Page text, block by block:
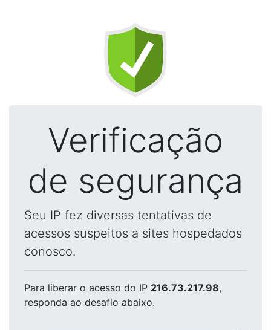
Verificação
de segurança
Seu IP fez diversas tentativas de
acessos suspeitos a sites hospedados
conosco.
Para liberar o acesso do IP 216.73.217.98,
responda ao desafio abaixo.